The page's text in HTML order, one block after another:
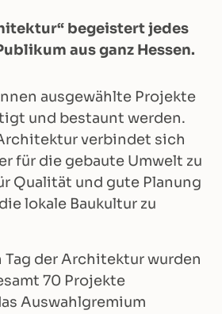
begeistert jedes
aus ganz Hessen.
ausgewählte Projekte
und bestaunt werden.
verbindet sich
für die gebaute Umwelt zu
Qualität und gute Planung
lokale Baukultur zu
der Architektur wurden
70 Projekte
Auswahlgremium